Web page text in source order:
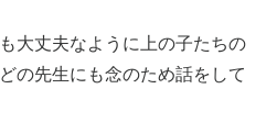
大丈夫なように上の子たちの
の先生にも念のため話をして